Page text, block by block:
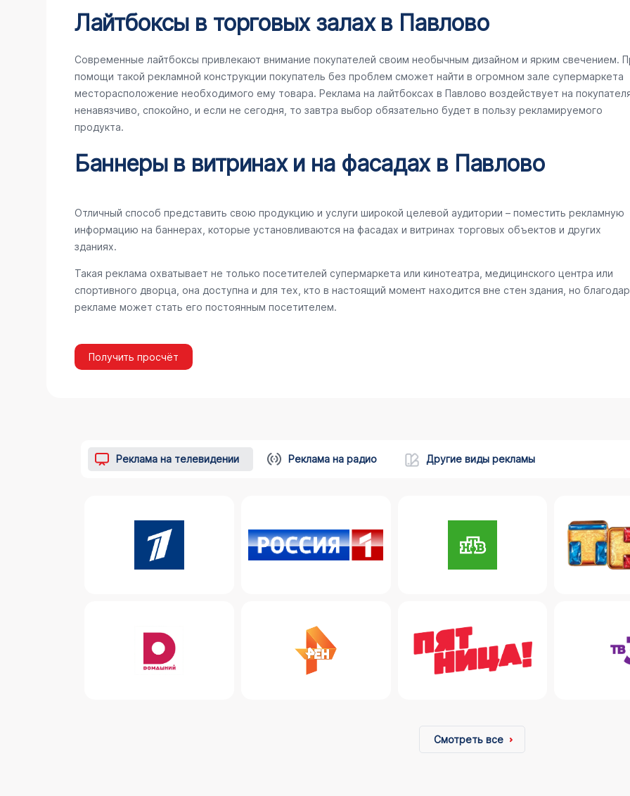
Лайтбоксы в торговых залах в Павлово
Современные лайтбоксы привлекают внимание покупателей своим необычным дизайном и ярким свечением.
помощи такой рекламной конструкции покупатель без проблем сможет найти в огромном зале супермаркета
месторасположение необходимого ему товара. Реклама на лайтбоксах в Павлово воздействует на
ненавязчиво, спокойно, и если не сегодня, то завтра выбор обязательно будет в пользу рекламируемого
продукта.
Баннеры в витринах и на фасадах в Павлово
Отличный способ представить свою продукцию и услуги широкой целевой аудитории – поместить рекламную
информацию на баннерах, которые установливаются на фасадах и витринах торговых объектов и других
зданиях.
Такая реклама охватывает не только посетителей супермаркета или кинотеатра, медицинского центра или
спортивного дворца, она доступна и для тех, кто в настоящий момент находится вне стен здания, но
рекламе может стать его постоянным посетителем.
Получить просчёт
Реклама на телевидении Реклама на радио Другие виды рекламы
Смотреть все